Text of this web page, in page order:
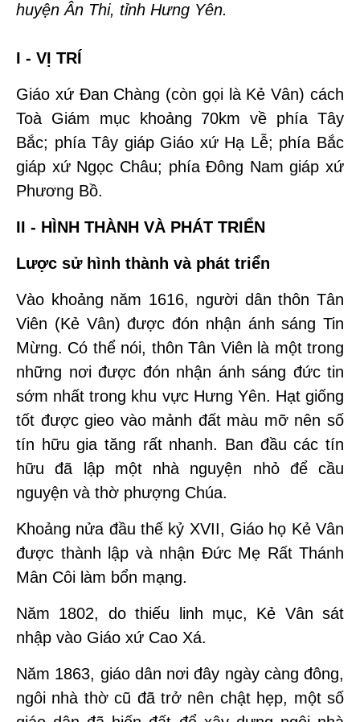
huyện Ân Thi, tỉnh Hưng Yên.
I - VỊ TRÍ
Giáo xứ Đan Chàng (còn gọi là Kẻ Vân) cách
Toà Giám mục khoảng 70km về phía Tây
Bắc; phía Tây giáp Giáo xứ Hạ Lễ; phía Bắc
giáp xứ Ngọc Châu; phía Đông Nam giáp xứ
Phương Bồ.
II - HÌNH THÀNH VÀ PHÁT TRIỂN
Lược sử hình thành và phát triển
Vào khoảng năm 1616, người dân thôn Tân
Viên (Kẻ Vân) được đón nhận ánh sáng Tin
Mừng. Có thể nói, thôn Tân Viên là một trong
những nơi được đón nhận ánh sáng đức tin
sớm nhất trong khu vực Hưng Yên. Hạt giống
tốt được gieo vào mảnh đất màu mỡ nên số
tín hữu gia tăng rất nhanh. Ban đầu các tín
hữu đã lập một nhà nguyện nhỏ để cầu
nguyện và thờ phượng Chúa.
Khoảng nửa đầu thế kỷ XVII, Giáo họ Kẻ Vân
được thành lập và nhận Đức Mẹ Rất Thánh
Mân Côi làm bổn mạng.
Năm 1802, do thiếu linh mục, Kẻ Vân sát
nhập vào Giáo xứ Cao Xá.
Năm 1863, giáo dân nơi đây ngày càng đông,
ngôi nhà thờ cũ đã trở nên chật hẹp, một số